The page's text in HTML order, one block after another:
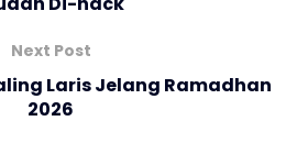
Next Post
Laris Jelang Ramadhan
2026